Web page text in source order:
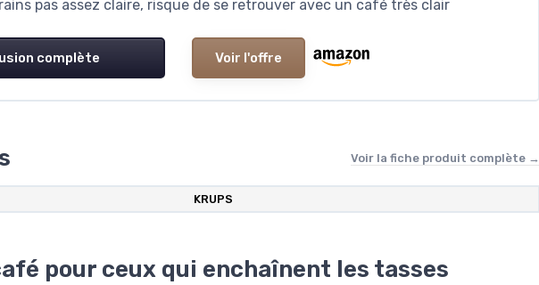
pas assez claire, risque de se retrouver avec un café très clair
complète Voir l'offre
Voir la fiche produit complète →
‎KRUPS
pour ceux qui enchaînent les tasses